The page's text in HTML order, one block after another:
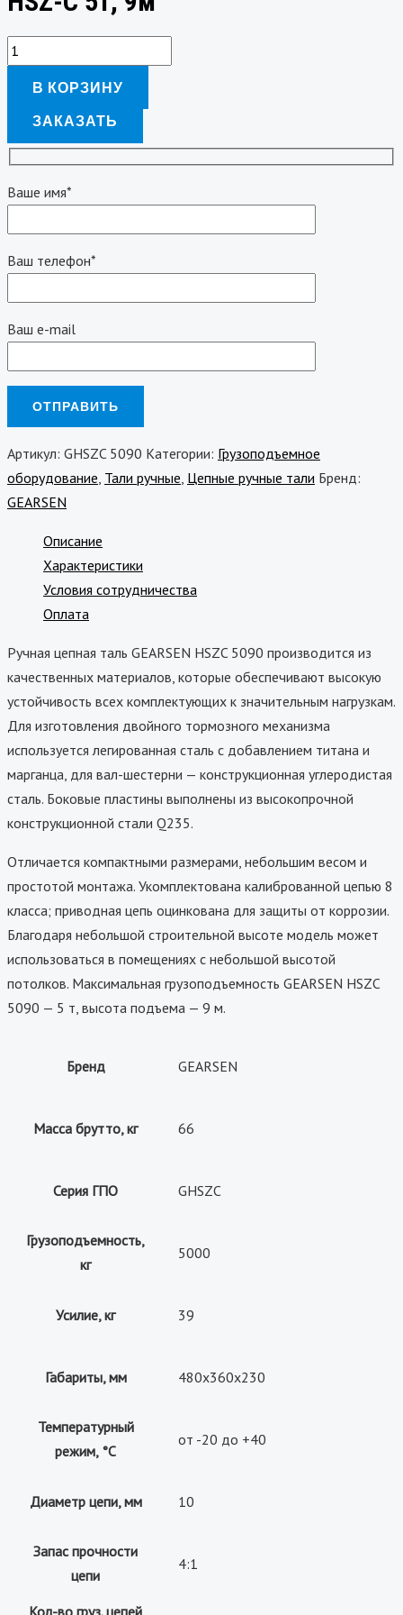
В КОРЗИНУ
ЗАКАЗАТЬ
Ваше имя*
Ваш телефон*
Ваш e-mail
Артикул: GHSZC 5090 Категории: Грузоподъемное
оборудование Тали ручные Цепные ручные тали Бренд:
GEARSEN
Описание
Характеристики
Условия сотрудничества
Оплата
Ручная цепная таль GEARSEN HSZC 5090 производится из
качественных материалов, которые обеспечивают высокую
устойчивость всех комплектующих к значительным нагрузкам.
Для изготовления двойного тормозного механизма
используется легированная сталь с добавлением титана и
марганца, для вал-шестерни — конструкционная углеродистая
сталь. Боковые пластины выполнены из высокопрочной
конструкционной стали Q235.
Отличается компактными размерами, небольшим весом и
простотой монтажа. Укомплектована калиброванной цепью 8
класса; приводная цепь оцинкована для защиты от коррозии.
Благодаря небольшой строительной высоте модель может
использоваться в помещениях с небольшой высотой
потолков. Максимальная грузоподъемность GEARSEN HSZC
5090 — 5 т, высота подъема — 9 м.
Бренд GEARSEN
Масса брутто, кг 66
Серия ГПО GHSZC
Грузоподъемность,
кг
5000
Усилие, кг 39
Габариты, мм 480x360x230
Температурный
режим, °С
от -20 до +40
Диаметр цепи, мм 10
Запас прочности
цепи
4:1
Кол-во груз. цепей